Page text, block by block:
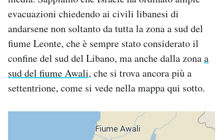
evacuazioni chiedendo ai civili libanesi di
andarsene non soltanto da tutta la zona a sud del
fiume Leonte, che è sempre stato considerato il
confine del sud del Libano, ma anche dalla zonaa
sud del fiume Awali, che si trova ancora più a
settentrione, come si vede nella mappa qui sotto.